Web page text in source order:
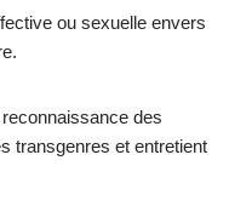
ou sexuelle envers
des
transgenres et entretient